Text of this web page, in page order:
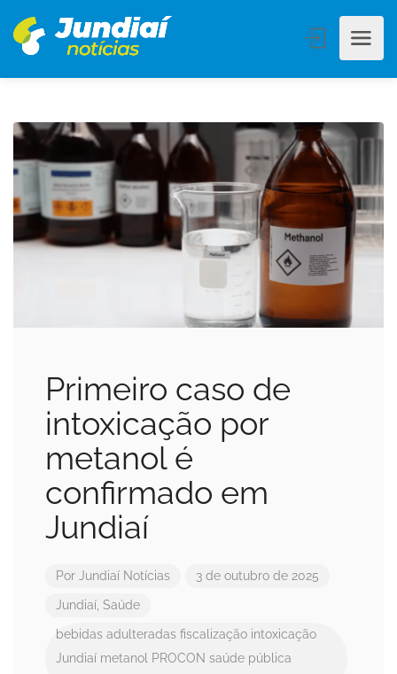
Primeiro caso de
intoxicação por
metanol é
confirmado em
Jundiaí
Por Jundiaí Notícias 3 de outubro de 2025
Jundiaí, Saúde
bebidas adulteradas fiscalização intoxicação
Jundiaí metanol PROCON saúde pública